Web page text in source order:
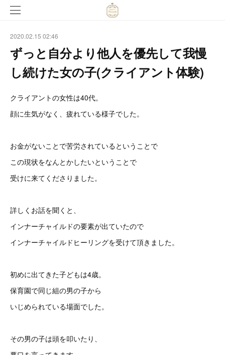
2020.02.15 02:46
ずっと自分より他人を優先して我慢
し続けた女の子(クライアント体験)
クライアントの女性は40代。
顔に生気がなく、疲れている様子でした。
お金がないことで苦労されているということで
この現状をなんとかしたいということで
受けに来てくださりました。
詳しくお話を聞くと、
インナーチャイルドの要素が出ていたので
インナーチャイルドヒーリングを受けて頂きました。
初めに出てきた子どもは4歳。
保育園で同じ組の男の子から
いじめられている場面でした。
その男の子は頭を叩いたり、